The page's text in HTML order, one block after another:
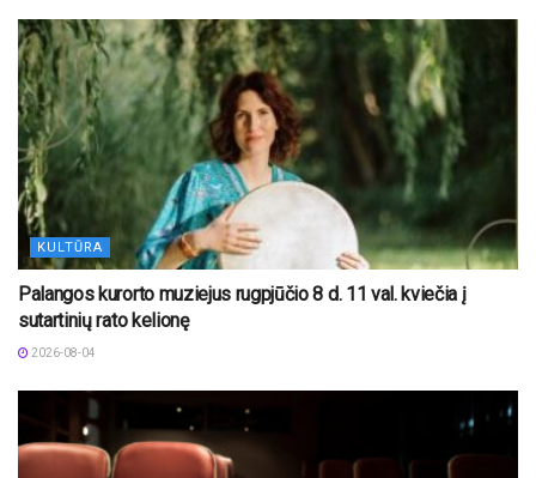
KULTŪRA
Palangos kurorto muziejus rugpjūčio 8 d. 11 val. kviečia į
sutartinių rato kelionę
2026-08-04